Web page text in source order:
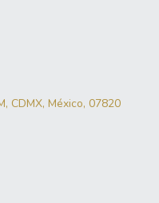
CDMX, México, 07820